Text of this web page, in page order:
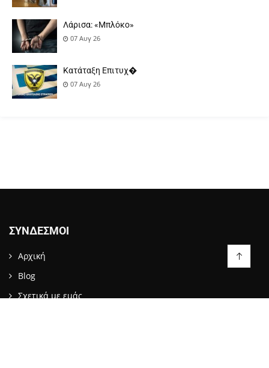
Λάρισα: «Μπλόκο»
07 Αυγ 26
Κατάταξη Επιτυχ�
07 Αυγ 26
ΣΎΝΔΕΣΜΟΙ
Αρχική
Blog
Σχετικά με εμάς